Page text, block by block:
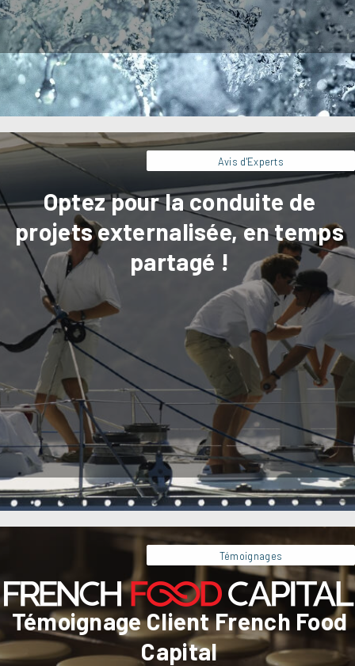
Avis d'Experts
Optez pour la conduite de
projets externalisée, en temps
partagé !
Témoignages
Témoignage Client French Food
Capital
French Food Capital a sollicité Artésial qui a fourni une
vision claire et des pistes d’optimisation pour un
diagnostic flash de l’entreprise en phase de Due
Diligence.